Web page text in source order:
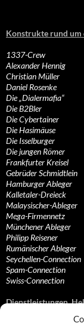
Konstrukte rund
1337-Crew
Alexander Hennig
Christian Müller
Daniel Rosenke
Die „Dialermafia“
Die B2Bler
Die Cybertainer
Die Hasimäuse
Die Isselburger
Die jungen Römer
Frankfurter Kreisel
Gebrüder Schmidtlein
Hamburger Ableger
Kalletaler-Dreieck
Malaysischer-Ableger
Mega-Firmennetz
Münchener Ableger
Philipp Reisener
Rumänischer Ableger
Seychellen-Connection
Spam-Connection
Swiss-Connection
Dienstleistungen,